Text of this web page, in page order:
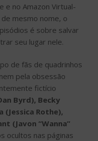
e no Amazon Virtual-
mesmo nome, o
é sobre salvar
seu lugar nele.
de fãs de quadrinhos
pela obsessão
fictício
Byrd), Becky
(Jessica Rothe),
(Javon “Wanna”
ocultos nas páginas